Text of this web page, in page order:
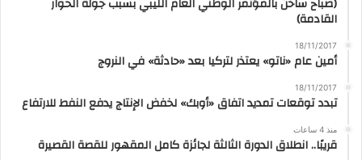
القادمة)
18/11/2017
أمين عام «ناتو» يعتذر لتركيا بعد «حادثة» في النروج
18/11/2017
تبدد توقعات تمديد اتفاق «أوبك» لخفض الإنتاج يدفع النفط للارتفاع
منذ 4 ساعات
قريبًا.. انطلاق الدورة الثالثة لجائزة كامل المقهور للقصة القصيرة